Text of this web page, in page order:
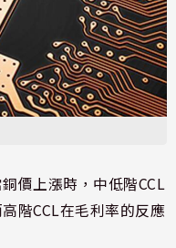
價上漲時，中低階CCL
階CCL在毛利率的反應